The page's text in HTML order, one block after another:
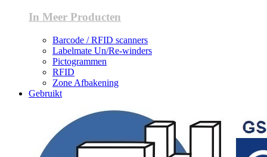
In Meer Producten
Barcode / RFID scanners
Labelmate Un/Re-winders
Pictogrammen
RFID
Zone Afbakening
Gebruikt